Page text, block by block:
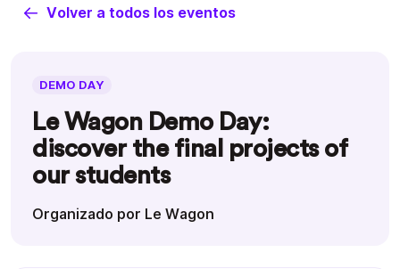
Volver a todos los eventos
DEMO DAY
Le Wagon Demo Day:
discover the final projects of
our students
Organizado por Le Wagon